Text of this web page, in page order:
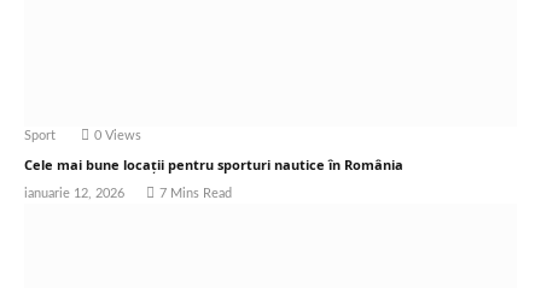
Sport 0 Views
Cele mai bune locații pentru sporturi nautice în România
ianuarie 12, 2026 7 Mins Read